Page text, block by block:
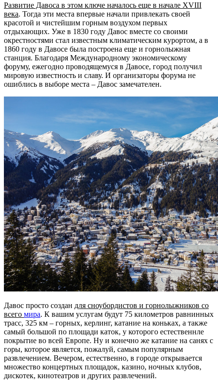
Развитие Давоса в этом ключе началось еще в начале XVIII
века. Тогда эти места впервые начали привлекать своей
красотой и чистейшим горным воздухом первых
отдыхающих. Уже в 1830 году Давос вместе со своими
окрестностями стал известным климатическим курортом, а в
1860 году в Давосе была построена еще и горнолыжная
станция. Благодаря Международному экономическому
форуму, ежегодно проводящемуся в Давосе, город получил
мировую известность и славу. И организаторы форума не
ошиблись в выборе места – Давос замечателен.
Давос просто создан для сноубордистов и горнолыжников со
всего мира. К вашим услугам будут 75 километров равнинных
трасс, 325 км – горных, керлинг, катание на коньках, а также
самый большой по площади каток, у которого естественнле
покрытие во всей Европе. Ну и конечно же катание на санях с
горы, которое является, пожалуй, самым популярным
развлечением. Вечером, естественно, в городе открывается
множество концертных площадок, казино, ночных клубов,
дискотек, кинотеатров и других развлечений.